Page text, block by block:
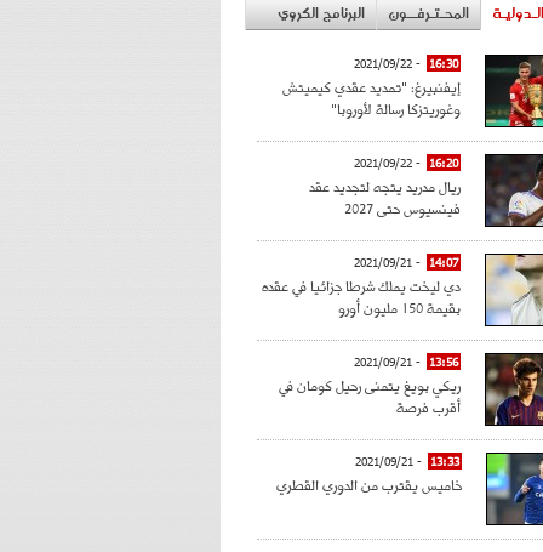
المحـتـرفــون البرنامج الكروي
16:30
- 2021/09/22
إيفنبيرغ: "تمديد عقدي كيميتش
وغوريتزكا رسالة لأوروبا"
16:20
- 2021/09/22
ريال مدريد يتجه لتجديد عقد
فينسيوس حتى 2027
14:07
- 2021/09/21
دي ليخت يملك شرطا جزائيا في عقده
بقيمة 150 مليون أورو
13:56
- 2021/09/21
ريكي بويغ يتمنى رحيل كومان في
أقرب فرصة
13:33
- 2021/09/21
خاميس يقترب من الدوري القطري